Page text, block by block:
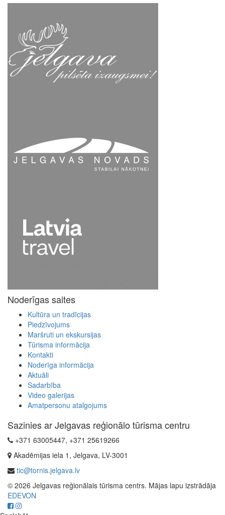
Noderīgas saites
Kultūra un tradīcijas
Piedzīvojums
Maršruti un ekskursijas
Tūrisma informācija
Kontakti
Noderīga informācija
Aktuāli
Sadarbība
Video galerijas
Amatpersonu atalgojums
Sazinies ar Jelgavas reģionālo tūrisma centru
+371 63005447, +371 25619266
Akadēmijas iela 1, Jelgava, LV-3001
tic@tornis.jelgava.lv
© 2026 Jelgavas reģionālais tūrisma centrs. Mājas lapu izstrādāja
EDEVON